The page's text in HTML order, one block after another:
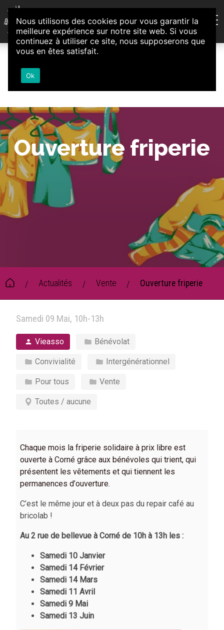
Aller au contenu
Association d'Animation et d'Initiatives Citoyennes
Loire-Authion
Ouverture friperie
/ Actualités / Vente / Ouverture friperie
Samedi 09 Mai, 10h-13h
Vieasso Bénévolat
Convivialité Intergénérationnel
Pour tous Vente
Toutes / aucune
Chaque mois la friperie solidaire à prix libre est
ouverte à Corné grâce aux bénévoles qui trient, qui
présentent les vêtements et qui tiennent les
permanences d’ouverture.
C’est le même jour et à deux pas du repair café au
bricolab !
Au 2 rue de bellevue à Corné de 10h à 13h les :
Samedi 10 Janvier
Samedi 14 Février
Samedi 14 Mars
Samedi 11 Avril
Samedi 9 Mai
Samedi 13 Juin
Nous utilisons des cookies pour vous garantir la
meilleure expérience sur notre site web. Si vous
continuez à utiliser ce site, nous supposerons que
vous en êtes satisfait.
Ok